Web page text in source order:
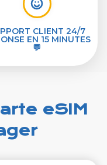
CLIENT 24/7
EN 15 MINUTES
💬
eSIM